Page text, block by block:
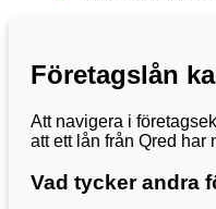
Företagslån
Att navigera i
att ett lån från Qred har
Vad tycker andra